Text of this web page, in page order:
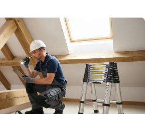
Ce petit coléoptère
larves se développent pendant
dans les bois résineux, nécessite
précise avant d’envisager tout […]